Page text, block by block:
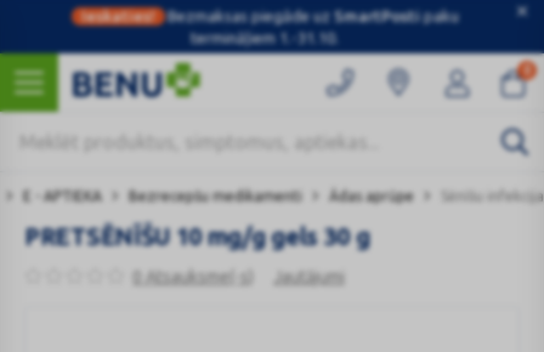
Ieskaties! Bezmaksas piegāde uz SmartPostipaku
termināļiem 1.-31.10.
0
E - APTIEKA Bezrecepšu medikamenti Ādas aprūpe Sēnīšu infekcija
0 Atsauksme(-s) Jautājumi
PRETSĒNĪŠU 10 mg/g gels 30 g